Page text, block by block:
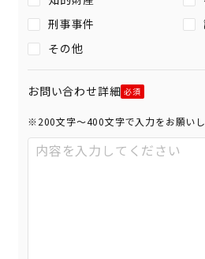
刑事事件
その他
お問い合わせ詳細
※200文字〜400文字で入力をお願い